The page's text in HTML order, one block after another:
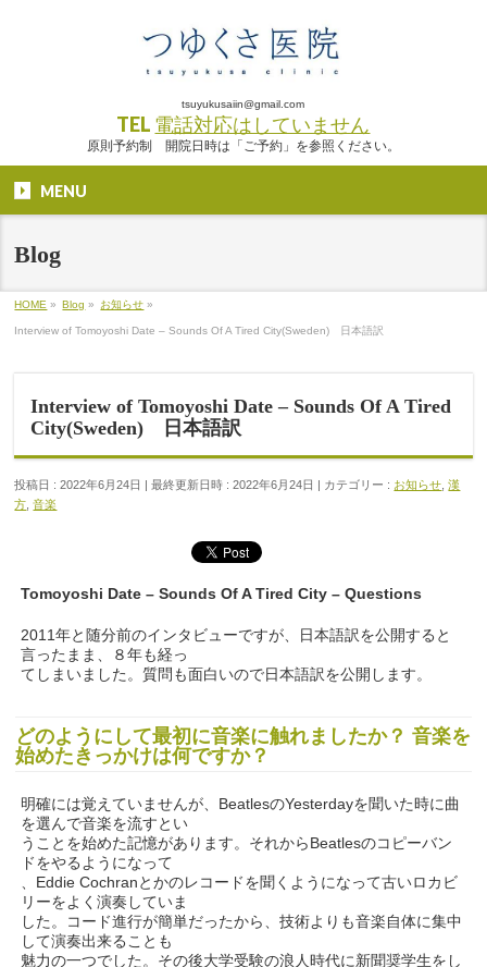
tsuyukusaiin@gmail.com
TEL 電話対応はしていません
原則予約制 開院日時は「ご予約」を参照ください。
MENU
Blog
HOME » Blog » お知らせ »
Interview of Tomoyoshi Date – Sounds Of A Tired City(Sweden) 日本語訳
Interview of Tomoyoshi Date – Sounds Of A Tired
City(Sweden) 日本語訳
投稿日 : 2022年6月24日 最終更新日時 : 2022年6月24日 カテゴリー : お知らせ ,漢
方 ,音楽
Tomoyoshi Date – Sounds Of A Tired City – Questions
2011年と随分前のインタビューですが、日本語訳を公開すると
言ったまま、８年も経っ
てしまいました。質問も面白いので日本語訳を公開します。
どのようにして最初に音楽に触れましたか？ 音楽を
始めたきっかけは何ですか？
明確には覚えていませんが、BeatlesのYesterdayを聞いた時に曲
を選んで音楽を流すとい
うことを始めた記憶があります。それからBeatlesのコピーバン
ドをやるようになって
、Eddie Cochranとかのレコードを聞くようになって古いロカビ
リーをよく演奏していま
した。コード進行が簡単だったから、技術よりも音楽自体に集中
して演奏出来ることも
魅力の一つでした。その後大学受験の浪人時代に新聞奨学生をし